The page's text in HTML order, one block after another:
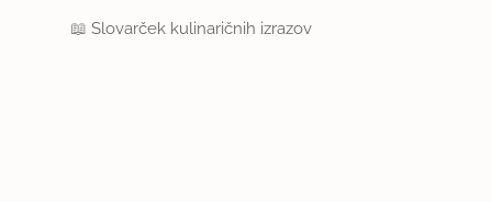
📖Slovarček kulinaričnih izrazov